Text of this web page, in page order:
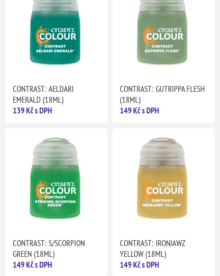
CONTRAST: AELDARI
EMERALD (18ML)
139 Kč s DPH
CONTRAST: GUTRIPPA FLESH
(18ML)
149 Kč s DPH
CONTRAST: S/SCORPION
GREEN (18ML)
149 Kč s DPH
CONTRAST: IRONJAWZ
YELLOW (18ML)
149 Kč s DPH